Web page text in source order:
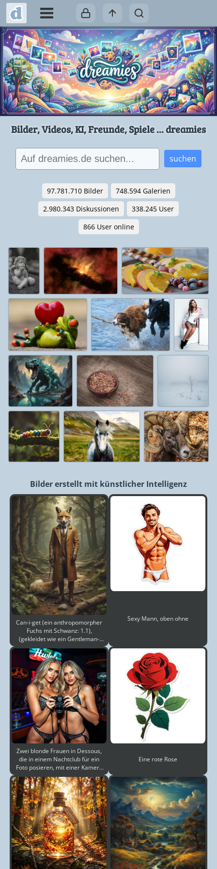
Bilder, Videos, KI, Freunde, Spiele ... dreamies
suchen
97.781.710 Bilder
748.594 Galerien
2.980.343 Diskussionen
338.245 User
866 User online
Bilder erstellt mit künstlicher Intelligenz
Can-i-get (ein anthropomorpher
Fuchs mit Schwanz: 1.1),
(gekleidet wie ein Gentleman-
Abenteurer: 1.1), Meister
Sexy Mann, oben ohne
Zwei blonde Frauen in Dessous,
die in einem Nachtclub für ein
Foto posieren, mit einer Kamera
an der Brust un
Eine rote Rose